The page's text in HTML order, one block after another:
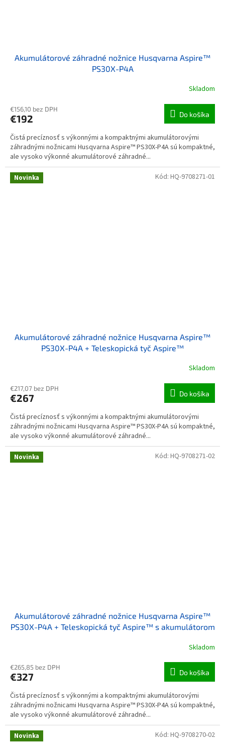
Akumulátorové záhradné nožnice Husqvarna Aspire™
PS30X-P4A
Skladom
€156,10 bez DPH
€192 Do košíka
Čistá precíznosť s výkonnými a kompaktnými akumulátorovými
záhradnými nožnicami Husqvarna Aspire™ PS30X-P4A sú kompaktné,
ale vysoko výkonné akumulátorové záhradné...
Novinka
Akumulátorové záhradné nožnice Husqvarna Aspire™
PS30X-P4A + Teleskopická tyč Aspire™
Skladom
€217,07 bez DPH
€267 Do košíka
Čistá precíznosť s výkonnými a kompaktnými akumulátorovými
záhradnými nožnicami Husqvarna Aspire™ PS30X-P4A sú kompaktné,
ale vysoko výkonné akumulátorové záhradné...
Kód: HQ-9708271-01
Novinka
Akumulátorové záhradné nožnice Husqvarna Aspire™
PS30X-P4A + Teleskopická tyč Aspire™ s akumulátorom
Skladom
€265,85 bez DPH
€327 Do košíka
Čistá precíznosť s výkonnými a kompaktnými akumulátorovými
záhradnými nožnicami Husqvarna Aspire™ PS30X-P4A sú kompaktné,
ale vysoko výkonné akumulátorové záhradné...
Kód: HQ-9708271-02
Novinka Kód: HQ-9708270-02